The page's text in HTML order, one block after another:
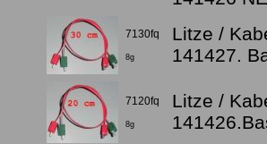
7130fq
8g
Litze /
141427.
7120fq
8g
Litze /